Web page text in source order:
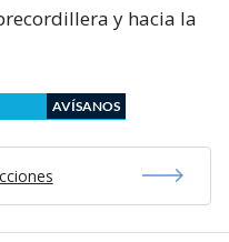
y hacia la
AVÍSANOS